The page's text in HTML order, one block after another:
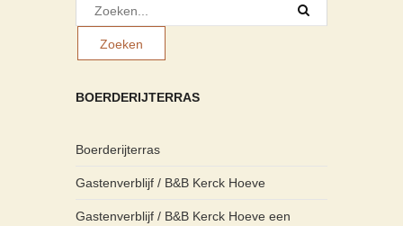
BOERDERIJTERRAS
Boerderijterras
Gastenverblijf / B&B Kerck Hoeve
Gastenverblijf / B&B Kerck Hoeve een